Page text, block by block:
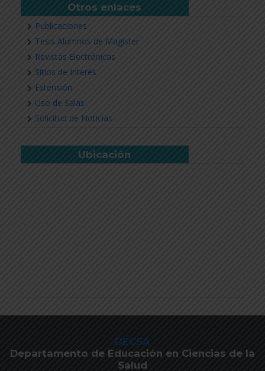
Otros enlaces
Publicaciones
Tesis Alumnos de Magíster
Revistas Electrónicas
Sitios de Interés
Extensión
Uso de Salas
Solicitud de Noticias
Ubicación
DECSA
Departamento de Educación en Ciencias de la
Salud